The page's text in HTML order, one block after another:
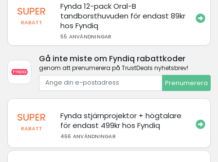
SUPER
RABATT
Fynda 12-pack Oral-B
tandborsthuvuden för endast 89kr
hos Fyndiq
55 ANVÄNDNINGAR
Gå inte miste om Fyndiq rabattkoder
genom att prenumerera på TrustDeals nyhetsbrev!
Prenumerera
SUPER
RABATT
Fynda stjärnprojektor + högtalare
för endast 499kr hos Fyndiq
466 ANVÄNDNINGAR